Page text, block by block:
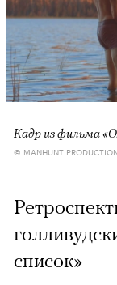
Кадр из фильма
© MANHUNT
список»